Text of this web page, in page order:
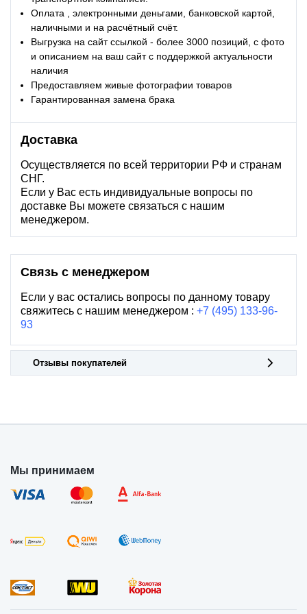
Оплата , электронными деньгами, банковской картой,
наличными и на расчётный счёт.
Выгрузка на сайт ссылкой - более 3000 позиций, с фото
и описанием на ваш сайт с поддержкой актуальности
наличия
Предоставляем живые фотографии товаров
Гарантированная замена брака
Доставка
Осуществляется по всей территории РФ и странам
СНГ.
Если у Вас есть индивидуальные вопросы по
доставке Вы можете связаться с нашим
менеджером.
Связь с менеджером
Если у вас остались вопросы по данному товару
свяжитесь с нашим менеджером : +7 (495) 133-96-
93
Отзывы покупателей
Мы принимаем